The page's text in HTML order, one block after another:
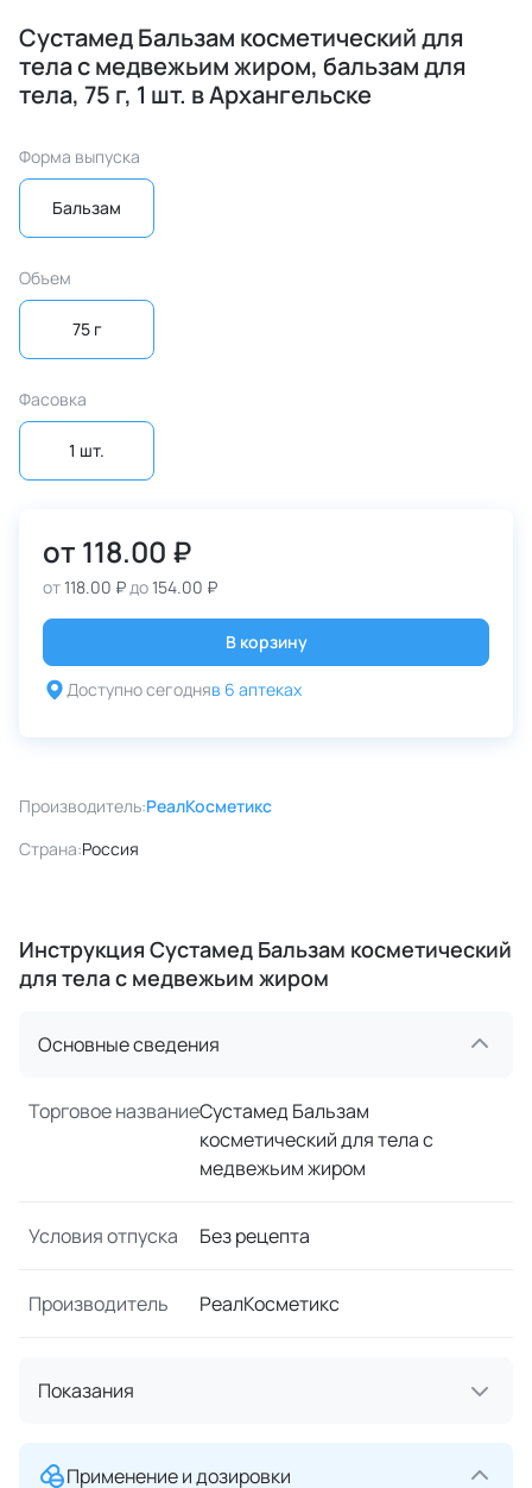
Сустамед Бальзам косметический для
тела с медвежьим жиром, бальзам для
тела, 75 г, 1 шт. в Архангельске
Форма выпуска
Бальзам
Объем
75 г
Фасовка
1 шт.
от 118.00 ₽
от118.00 ₽до154.00 ₽
В корзину
Доступно сегодняв 6 аптеках
Производитель:РеалКосметикс
Страна:Россия
Инструкция Сустамед Бальзам косметический
для тела с медвежьим жиром
Основные сведения
Торговое названиеСустамед Бальзам
косметический для тела с
медвежьим жиром
Условия отпуска Без рецепта
Производитель РеалКосметикс
Показания
Применение и дозировки